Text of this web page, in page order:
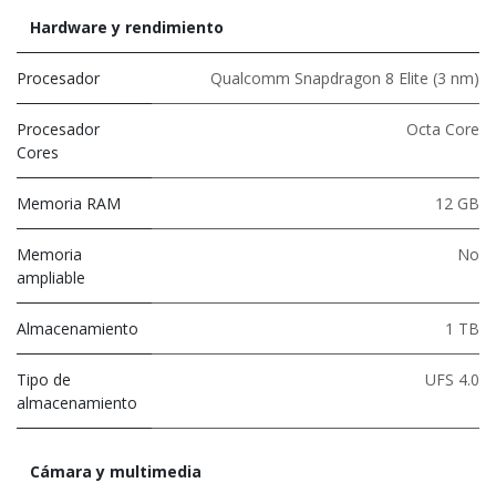
Hardware y rendimiento
Procesador Qualcomm Snapdragon 8 Elite (3 nm)
Procesador
Cores
Octa Core
Memoria RAM 12 GB
Memoria
ampliable
No
Almacenamiento 1 TB
Tipo de
almacenamiento
UFS 4.0
Cámara y multimedia